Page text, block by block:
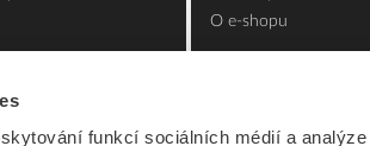
funkcí sociálních médií a
O e-shopu